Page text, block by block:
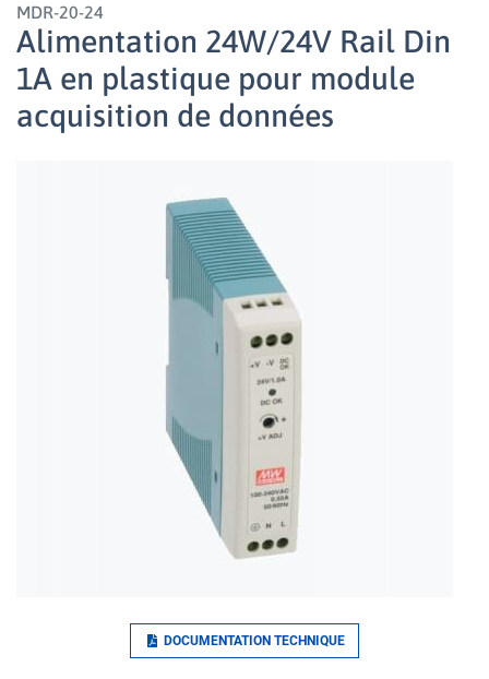
MDR-20-24
Alimentation 24W/24V Rail Din
1A en plastique pour module
acquisition de données
DOCUMENTATION TECHNIQUE